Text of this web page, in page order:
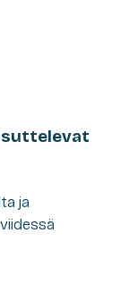
ja